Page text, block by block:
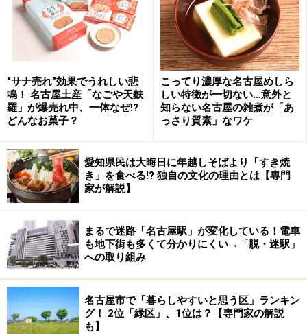
“サナ売れ”効果でうれしい悲
鳴！ 名古屋土産「なごや天麩
羅」が爆売れ中、一体なぜ!?
どんなお菓子？
こってり濃厚な名古屋めしら
しい特徴が一切ない…意外と
知らない名古屋の雑煮が「あ
っさり質素」なワケ
愛知県民は大晦日に年越しそばより「すき焼
き」を食べる!? 独自の文化の理由とは【専門
家が解説】
まるで迷路「名古屋駅」が変化している！電車
も地下街も多くて分かりにくい→「脱・迷駅」
への取り組み
名古屋市で「暮らしやすいと思う区」ランキン
グ！ 2位「緑区」、1位は？【専門家の解説
も】